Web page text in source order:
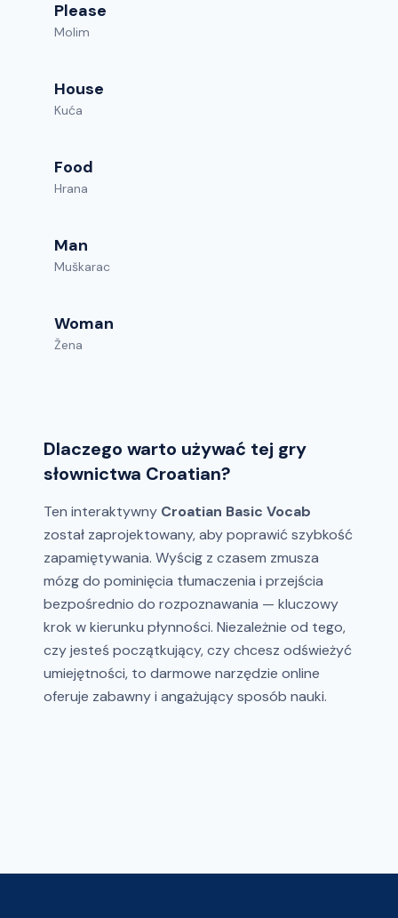
Please
Molim
House
Kuća
Food
Hrana
Man
Muškarac
Woman
Žena
Dlaczego warto używać tej gry
słownictwa Croatian?
Ten interaktywny Croatian Basic Vocab
został zaprojektowany, aby poprawić szybkość
zapamiętywania. Wyścig z czasem zmusza
mózg do pominięcia tłumaczenia i przejścia
bezpośrednio do rozpoznawania — kluczowy
krok w kierunku płynności. Niezależnie od tego,
czy jesteś początkujący, czy chcesz odświeżyć
umiejętności, to darmowe narzędzie online
oferuje zabawny i angażujący sposób nauki.